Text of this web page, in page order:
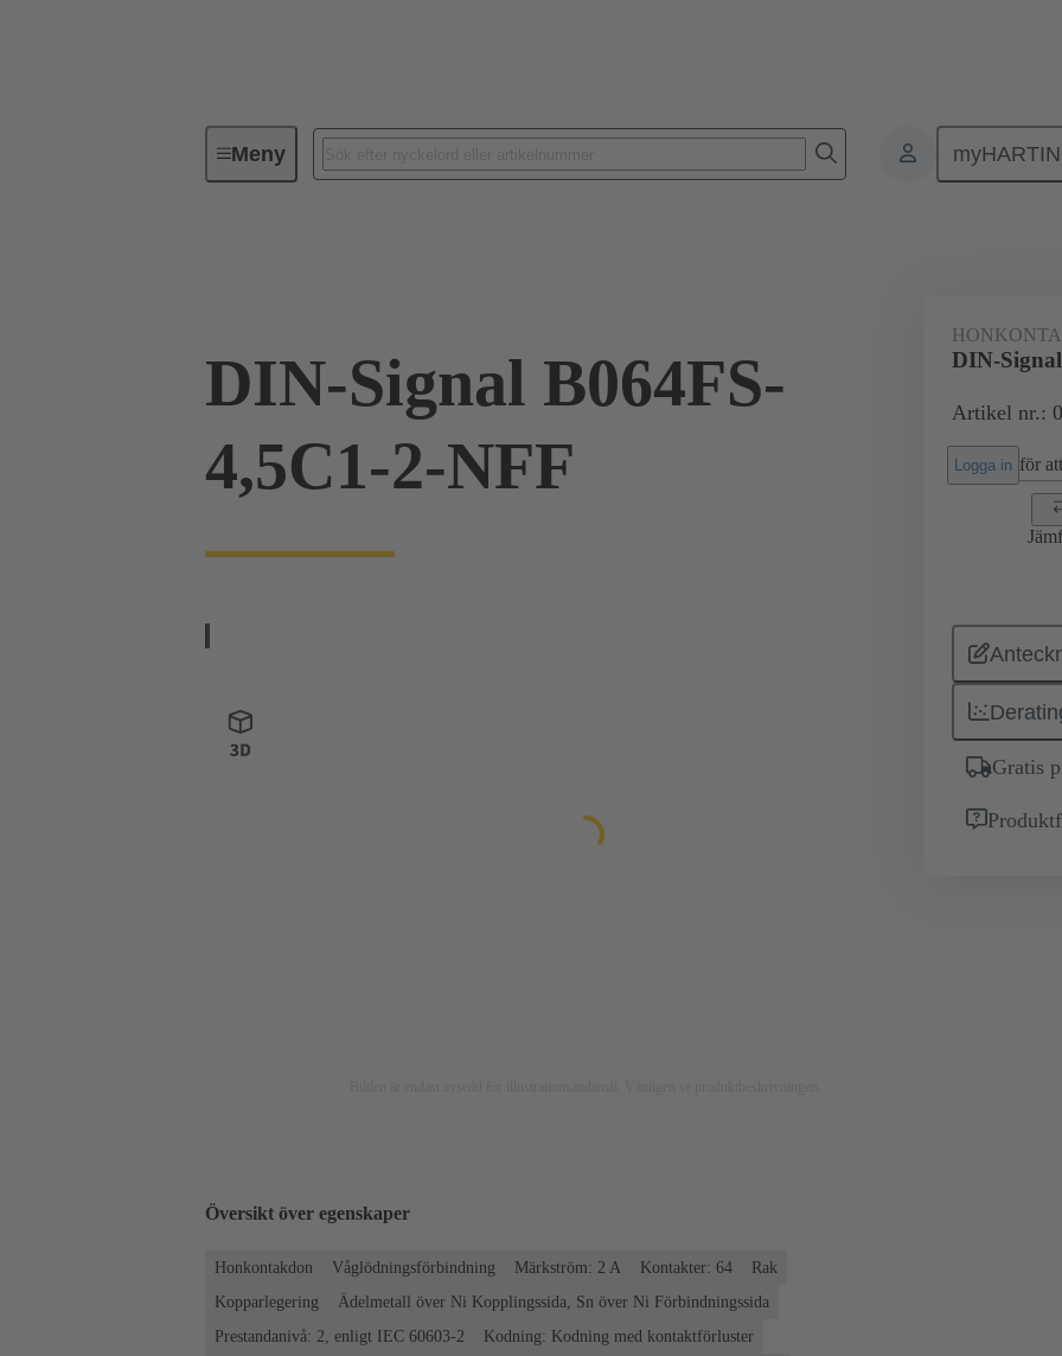
MenyFörbindningsteknik Produkter Förbindning
DIN-Signal B064FS-
4,5C1-2-NFF
DIN-
Artikel nr.:
Logga in för
Gratis
Översikt över egenskaper
Honkontakdon Våglödningsförbindning Märkström: ‌2 A Kontakter: 64
Rak
Kopparlegering
Ädelmetall över Ni Kopplingssida, Sn över Ni Förbindningssida
Prestandanivå: 2, enligt IEC 60603-2
Kodning: Kodning med kontaktförluster